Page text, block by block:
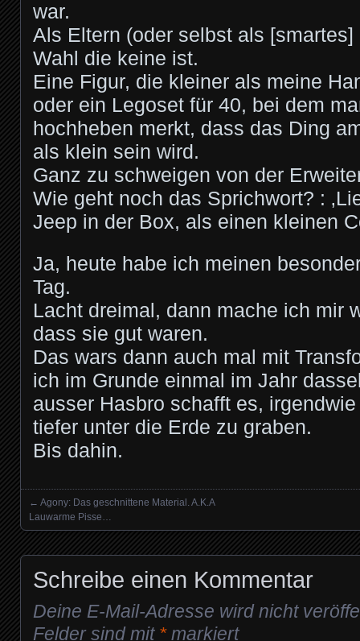
war.
Als Eltern (oder selbst als
Wahl die keine ist.
Eine Figur, die kleiner als meine
oder ein Legoset für 40, bei dem
hochheben merkt, dass das Ding
als klein sein wird.
Ganz zu schweigen von der
Wie geht noch das Sprichwort? :
Jeep in der Box, als einen kleinen
Ja, heute habe ich meinen
Tag.
Lacht dreimal, dann mache ich mir
dass sie gut waren.
Das wars dann auch mal mit
ich im Grunde einmal im Jahr
ausser Hasbro schafft es,
tiefer unter die Erde zu graben.
Bis dahin.
Posts navigation
← Agony: Das geschnittene Material. A.K.A
Lauwarme Pisse…
Schreibe einen Kommentar
Deine E-Mail-Adresse wird nicht
Felder sind mit *markiert